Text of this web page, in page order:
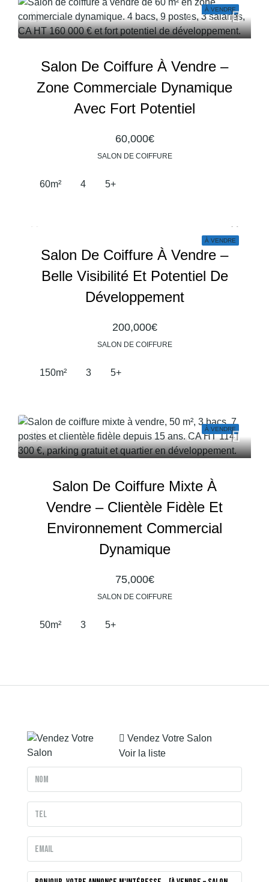
À VENDRE
Salon De Coiffure À Vendre –
Zone Commerciale Dynamique
Avec Fort Potentiel
60,000€
SALON DE COIFFURE
60m² 4 5+
À VENDRE
Salon De Coiffure À Vendre –
Belle Visibilité Et Potentiel De
Développement
200,000€
SALON DE COIFFURE
150m² 3 5+
À VENDRE
Salon De Coiffure Mixte À
Vendre – Clientèle Fidèle Et
Environnement Commercial
Dynamique
75,000€
SALON DE COIFFURE
50m² 3 5+
Vendez Votre Salon
Voir la liste